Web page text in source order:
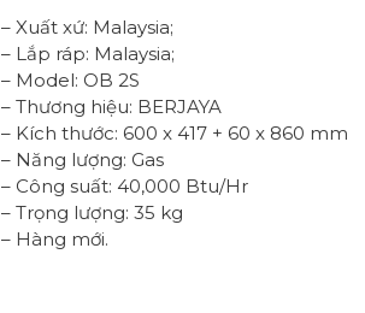
– Xuất xứ: Malaysia;
– Lắp ráp: Malaysia;
– Model: OB 2S
– Thương hiệu: BERJAYA
– Kích thước: 600 x 417 + 60 x 860 mm
– Năng lượng: Gas
– Công suất: 40,000 Btu/Hr
– Trọng lượng: 35 kg
– Hàng mới.